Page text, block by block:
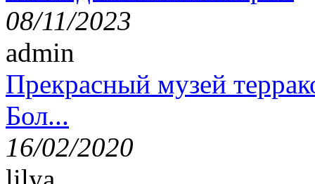
08/11/2023
admin
Прекрасный музей
Бол...
16/02/2020